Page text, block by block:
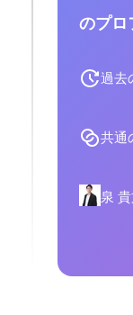
のプロ
過去
共通
泉